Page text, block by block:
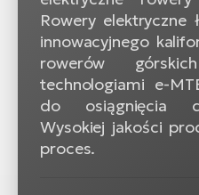
Rowery elektryczne
innowacyjnego
rowerów
technologiami e-
do osiągnięcia
Wysokiej jakości
proces.